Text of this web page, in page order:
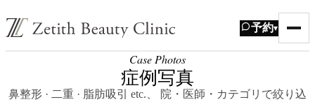
予約▾
Case Photos
症例写真
鼻整形 · 二重 · 脂肪吸引 etc.、 院・医師・カテゴリで絞り込